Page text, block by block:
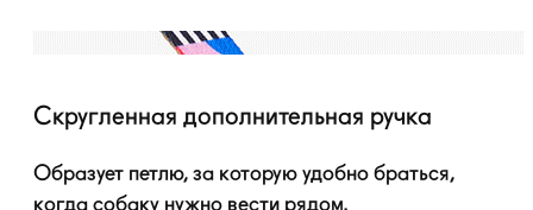
Скругленная дополнительная ручка
Образует петлю, за которую удобно браться,
когда собаку нужно вести рядом.